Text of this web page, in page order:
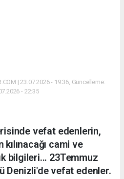
| 23.07.2026 - 19:36, Güncelleme:
- 22:35
vefat edenlerin,
kılınacağı cami ve
bilgileri... 23Temmuz
Denizli'de vefat edenler.